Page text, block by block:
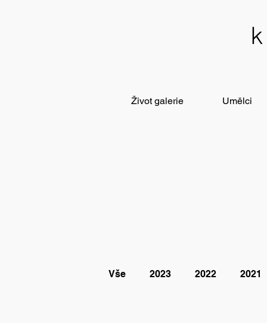
Život galerie Umělci
Vše 2023 2022 2021